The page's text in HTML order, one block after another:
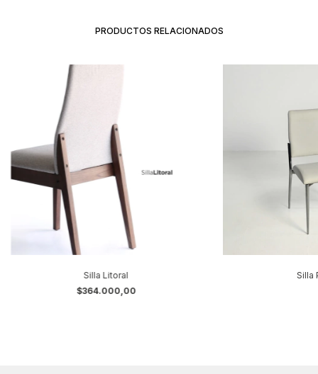
PRODUCTOS RELACIONADOS
Silla Litoral
$364.000,00
Silla